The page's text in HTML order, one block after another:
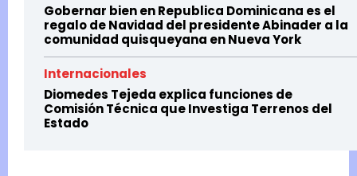
Gobernar bien en Republica Dominicana es el
regalo de Navidad del presidente Abinader a la
comunidad quisqueyana en Nueva York
Internacionales
Diomedes Tejeda explica funciones de
Comisión Técnica que Investiga Terrenos del
Estado